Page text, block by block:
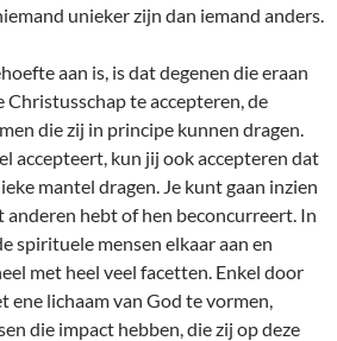
unieker zijn dan iemand anders.
aan is, is dat degenen die eraan
te accepteren, de
die zij in principe kunnen dragen.
accepteert, kun jij ook accepteren dat
mantel dragen. Je kunt gaan inzien
hebt of hen beconcurreert. In
spirituele mensen elkaar aan en
met heel veel facetten. Enkel door
ene lichaam van God te vormen,
die impact hebben, die zij op deze